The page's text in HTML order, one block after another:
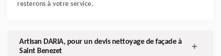
resterons à votre service.
Artisan DARIA, pour un devis nettoyage de façade à
Saint Benezet